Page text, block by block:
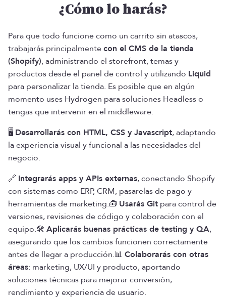
¿Cómo lo harás?
Para que todo funcione como un carrito sin atascos,
trabajarás principalmentecon el CMS de la tienda
(Shopify), administrando el storefront, temas y
productos desde el panel de control y utilizando Liquid
para personalizar la tienda. Es posible que en algún
momento uses Hydrogen para soluciones Headless o
tengas que intervenir en el middleware.
🖥️ Desarrollarás con HTML, CSS y Javascript, adaptando
la experiencia visual y funcional a las necesidades del
negocio.
🔗 Integrarás apps y APIs externas, conectando Shopify
con sistemas como ERP, CRM, pasarelas de pago y
herramientas de marketing.🧰 Usarás Git para control de
versiones, revisiones de código y colaboración con el
equipo.🛠️ Aplicarás buenas prácticas de testing y QA,
asegurando que los cambios funcionen correctamente
antes de llegar a producción.📊 Colaborarás con otras
áreas: marketing, UX/UI y producto, aportando
soluciones técnicas para mejorar conversión,
rendimiento y experiencia de usuario.